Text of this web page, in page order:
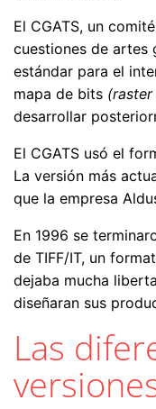
El CGATS, un
cuestiones de artes
estándar para el
mapa de bits
desarrollar
El CGATS usó el
La versión más
que la empresa
En 1996 se
de TIFF/IT, un
dejaba mucha
diseñaran sus
Las